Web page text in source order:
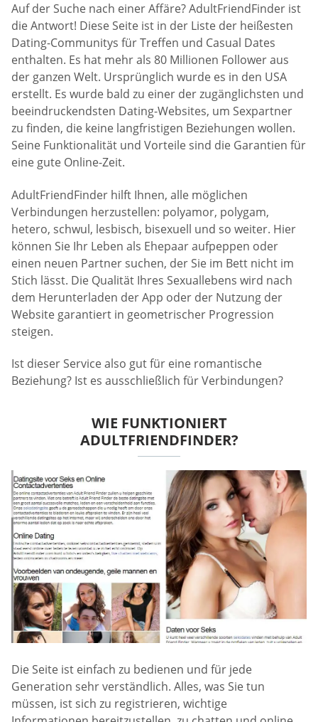
Auf der Suche nach einer Affäre? AdultFriendFinder ist
die Antwort! Diese Seite ist in der Liste der heißesten
Dating-Communitys für Treffen und Casual Dates
enthalten. Es hat mehr als 80 Millionen Follower aus
der ganzen Welt. Ursprünglich wurde es in den USA
erstellt. Es wurde bald zu einer der zugänglichsten und
beeindruckendsten Dating-Websites, um Sexpartner
zu finden, die keine langfristigen Beziehungen wollen.
Seine Funktionalität und Vorteile sind die Garantien für
eine gute Online-Zeit.
AdultFriendFinder hilft Ihnen, alle möglichen
Verbindungen herzustellen: polyamor, polygam,
hetero, schwul, lesbisch, bisexuell und so weiter. Hier
können Sie Ihr Leben als Ehepaar aufpeppen oder
einen neuen Partner suchen, der Sie im Bett nicht im
Stich lässt. Die Qualität Ihres Sexuallebens wird nach
dem Herunterladen der App oder der Nutzung der
Website garantiert in geometrischer Progression
steigen.
Ist dieser Service also gut für eine romantische
Beziehung? Ist es ausschließlich für Verbindungen?
WIE FUNKTIONIERT
ADULTFRIENDFINDER?
Die Seite ist einfach zu bedienen und für jede
Generation sehr verständlich. Alles, was Sie tun
müssen, ist sich zu registrieren, wichtige